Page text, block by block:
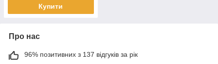
Купити
Про нас
96% позитивних з 137 відгуків за рік